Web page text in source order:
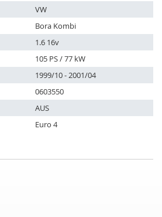
VW
Bora Kombi
1.6 16v
105 PS / 77 kW
1999/10 - 2001/04
0603550
AUS
Euro 4